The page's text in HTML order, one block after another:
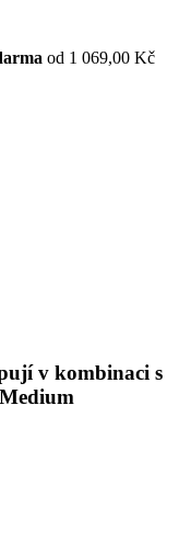
od 1 069,00 Kč
v kombinaci s